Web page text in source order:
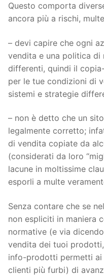
Questo comporta
ancora più a rischi,
– devi capire che ogni
vendita e una politica di
differenti, quindi il
per le tue condizioni di
sistemi e strategie
– non è detto che un
legalmente corretto;
di vendita copiate da
(considerati da loro
lacune in moltissime
esporli a multe
Senza contare che se
non espliciti in maniera
normative (e via
vendita dei tuoi
info-prodotti permetti
clienti più furbi) di